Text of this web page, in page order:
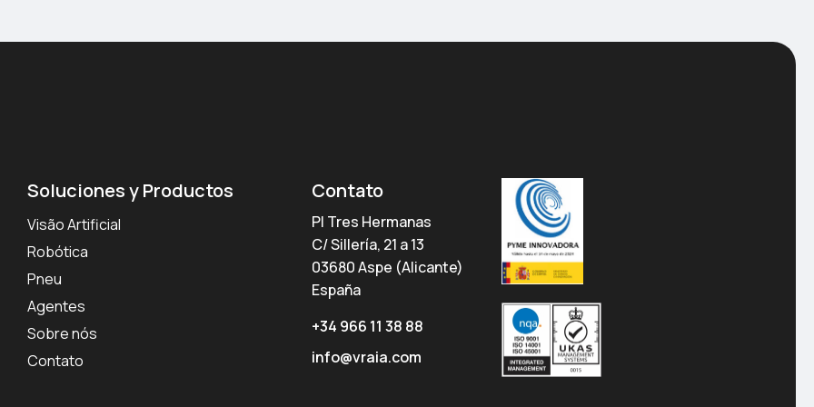
Soluciones y Productos
Visão Artificial
Robótica
Pneu
Agentes
Sobre nós
Contato
Contato
PI Tres Hermanas
C/ Sillería, 21 a 13
03680 Aspe (Alicante)
España
+34 966 11 38 88
info@vraia.com